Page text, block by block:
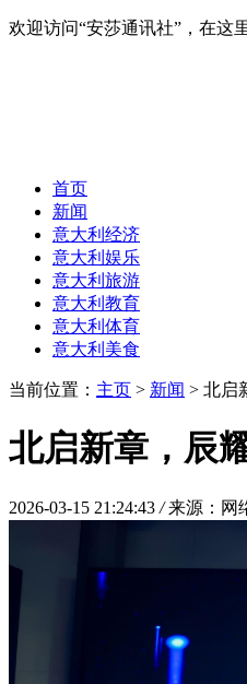
欢迎访问“安莎通讯社”，在这
首页
新闻
意大利经济
意大利娱乐
意大利旅游
意大利教育
意大利体育
意大利美食
当前位置： 主页 > 新闻 > 北启
北启新章，辰
2026-03-15 21:24:43 / 来源：网